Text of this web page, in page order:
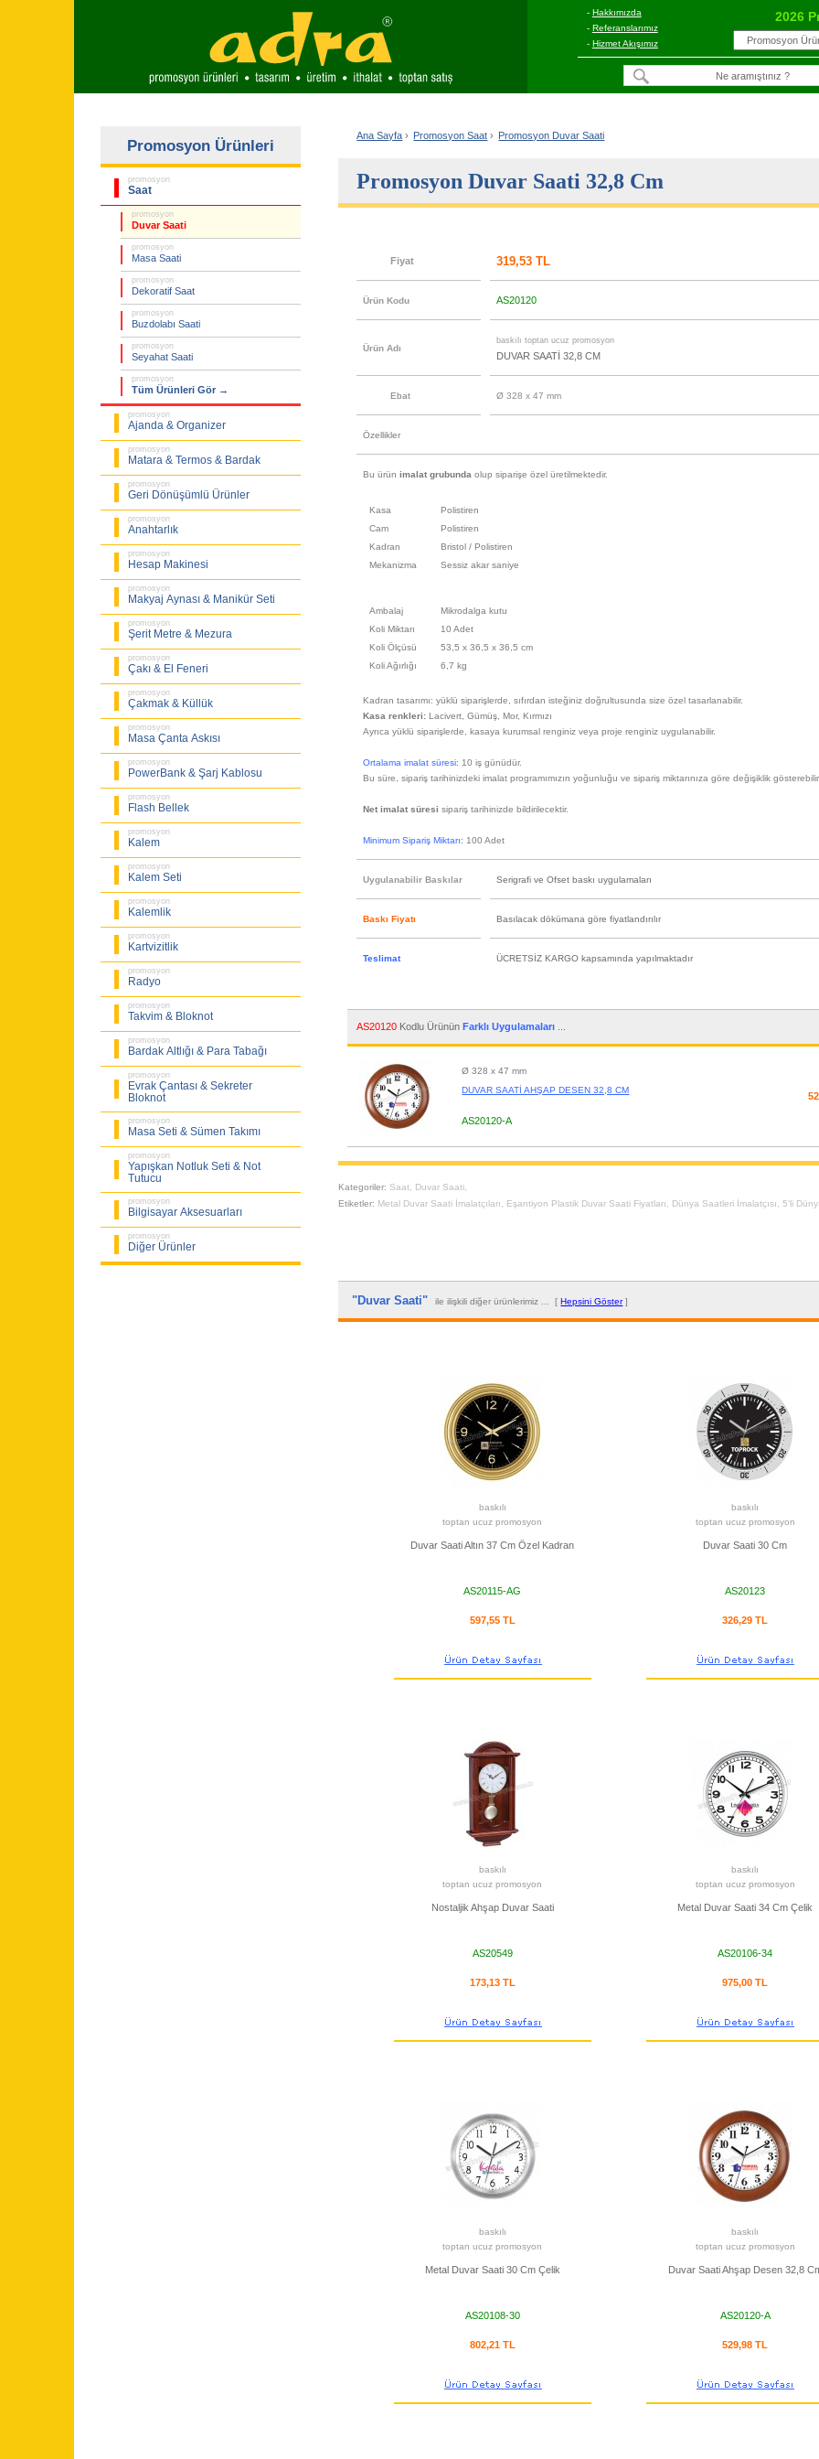
- Hakkımızda
- Referanslarımız
- Hizmet Akışımız
2026
Promosyon Ürünleri
promosyon
Saat
promosyon
Duvar Saati
promosyon
Masa Saati
promosyon
Dekoratif Saat
promosyon
Buzdolabı Saati
promosyon
Seyahat Saati
promosyon
Tüm Ürünleri Gör →
promosyon
Ajanda & Organizer
promosyon
Matara & Termos & Bardak
promosyon
Geri Dönüşümlü Ürünler
promosyon
Anahtarlık
promosyon
Hesap Makinesi
promosyon
Makyaj Aynası & Manikür Seti
promosyon
Şerit Metre & Mezura
promosyon
Çakı & El Feneri
promosyon
Çakmak & Küllük
promosyon
Masa Çanta Askısı
promosyon
PowerBank & Şarj Kablosu
promosyon
Flash Bellek
promosyon
Kalem
promosyon
Kalem Seti
promosyon
Kalemlik
promosyon
Kartvizitlik
promosyon
Radyo
promosyon
Takvim & Bloknot
promosyon
Bardak Altlığı & Para Tabağı
promosyon
Evrak Çantası & Sekreter
Bloknot
promosyon
Masa Seti & Sümen Takımı
promosyon
Yapışkan Notluk Seti & Not
Tutucu
promosyon
Bilgisayar Aksesuarları
promosyon
Diğer Ürünler
Ana Sayfa › Promosyon Saat › Promosyon Duvar Saati
Promosyon Duvar Saati 32,8 Cm
Fiyat 319,53 TL
Ürün Kodu AS20120
Ürün Adı
baskılı toptan ucuz promosyon
DUVAR SAATİ 32,8 CM
Ebat Ø 328 x 47 mm
Özellikler
Bu ürünimalat grubunda olup siparişe özel üretilmektedir.
Kasa
Polistiren
Cam
Polistiren
Kadran
Bristol / Polistiren
Mekanizma
Sessiz akar saniye
Ambalaj
Mikrodalga kutu
Koli Miktarı
10 Adet
Koli Ölçüsü
53,5 x 36,5 x 36,5 cm
Koli Ağırlığı
6,7 kg
Kadran tasarımı: yüklü siparişlerde, sıfırdan isteğiniz doğrultusunda size özel tasarlanabilir.
Kasa renkleri:Lacivert, Gümüş, Mor, Kırmızı
Ayrıca yüklü siparişlerde, kasaya kurumsal renginiz veya proje renginiz uygulanabilir.
Ortalama imalat süresi: 10 iş günüdür.
Bu süre, sipariş tarihinizdeki imalat programımızın yoğunluğu ve sipariş miktarınıza göre değişiklik
Net imalat süresi sipariş tarihinizde bildirilecektir.
Minimum Sipariş Miktarı: 100 Adet
Uygulanabilir Baskılar Serigrafi ve Ofset baskı uygulamaları
Baskı Fiyatı Basılacak dökümana göre fiyatlandırılır
Teslimat ÜCRETSİZ KARGO kapsamında yapılmaktadır
AS20120 Kodlu ÜrününFarklı Uygulamaları
Ø 328 x 47 mm
DUVAR SAATİ AHŞAP DESEN 32,8 CM
AS20120-A
Kategoriler: Saat Duvar Saati
Etiketler: Metal Duvar Saati İmalatçıları Eşantiyon Plastik Duvar Saati Fiyatları Dünya Saatleri İmalatçısı ,5'li
"Duvar Saati"ile ilişkili diğer ürünlerimiz ... [Hepsini Göster]
baskılı
toptan ucuz promosyon
Duvar Saati Altın 37 Cm Özel Kadran
AS20115-AG
597,55 TL
baskılı
toptan ucuz promosyon
Duvar Saati 30 Cm
AS20123
326,29 TL
baskılı
toptan ucuz promosyon
Nostaljik Ahşap Duvar Saati
AS20549
173,13 TL
baskılı
toptan ucuz promosyon
Metal Duvar Saati 34 Cm Çelik
AS20106-34
975,00 TL
baskılı
toptan ucuz promosyon
Metal Duvar Saati 30 Cm Çelik
AS20108-30
802,21 TL
baskılı
toptan ucuz promosyon
Duvar Saati Ahşap Desen 32,8
AS20120-A
529,98 TL